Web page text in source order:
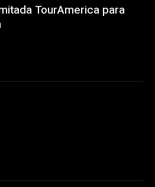
TourAmerica para